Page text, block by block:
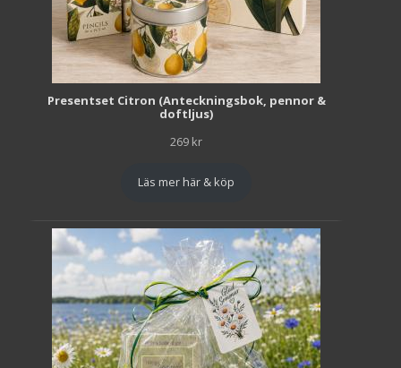
Presentset Citron (Anteckningsbok, pennor &
doftljus)
269 kr
Läs mer här & köp